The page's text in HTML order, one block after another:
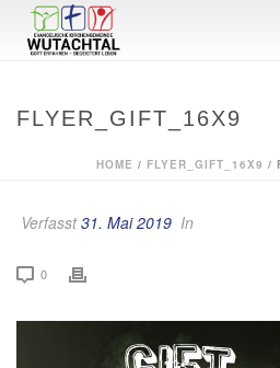
FLYER_GIFT_16X9
HOME / FLYER_GIFT_16X9 /
Verfasst31. Mai 2019 In
0